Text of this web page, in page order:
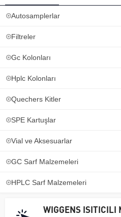
Autosamplerlar
Filtreler
Gc Kolonları
Hplc Kolonları
Quechers Kitler
SPE Kartuşlar
Vial ve Aksesuarlar
GC Sarf Malzemeleri
HPLC Sarf Malzemeleri
WIGGENS ISITICILI